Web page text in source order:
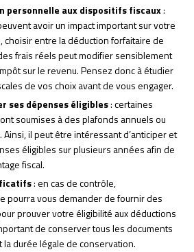
personnelle aux dispositifs fiscaux:
avoir un impact important sur votre
choisir entre la déduction forfaitaire de
frais réels peut modifier sensiblement
sur le revenu. Pensez donc à étudier
de vos choix avant de vous engager.
ses dépenses éligibles: certaines
soumises à des plafonds annuels ou
il peut être intéressant d’anticiper et
éligibles sur plusieurs années afin de
fiscal.
: en cas de contrôle,
pourra vous demander de fournir des
prouver votre éligibilité aux déductions
de conserver tous les documents
durée légale de conservation.